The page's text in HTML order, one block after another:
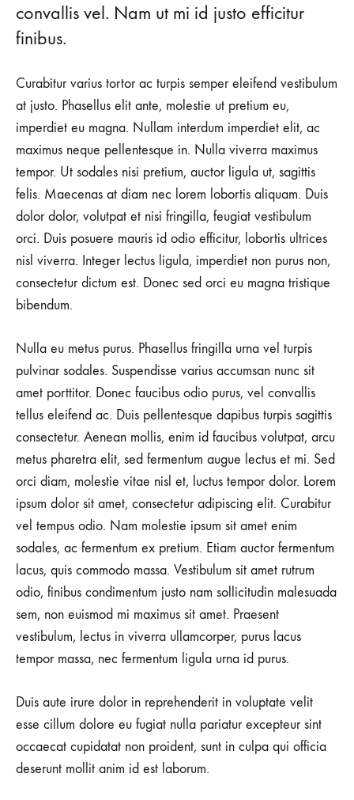
AĞUSTOS
2018
YORUM
YOK
8
LIGHTWEIGHT
FOUNDATIONS
FLAWLESS
SKIN
convallis vel. Nam ut mi id justo efficitur
finibus.
Curabitur varius tortor ac turpis semper eleifend vestibulum
at justo. Phasellus elit ante, molestie ut pretium eu,
imperdiet eu magna. Nullam interdum imperdiet elit, ac
maximus neque pellentesque in. Nulla viverra maximus
tempor. Ut sodales nisi pretium, auctor ligula ut, sagittis
felis. Maecenas at diam nec lorem lobortis aliquam. Duis
dolor dolor, volutpat et nisi fringilla, feugiat vestibulum
orci. Duis posuere mauris id odio efficitur, lobortis ultrices
nisl viverra. Integer lectus ligula, imperdiet non purus non,
consectetur dictum est. Donec sed orci eu magna tristique
bibendum.
Nulla eu metus purus. Phasellus fringilla urna vel turpis
pulvinar sodales. Suspendisse varius accumsan nunc sit
amet porttitor. Donec faucibus odio purus, vel convallis
tellus eleifend ac. Duis pellentesque dapibus turpis sagittis
consectetur. Aenean mollis, enim id faucibus volutpat, arcu
metus pharetra elit, sed fermentum augue lectus et mi. Sed
orci diam, molestie vitae nisl et, luctus tempor dolor. Lorem
ipsum dolor sit amet, consectetur adipiscing elit. Curabitur
vel tempus odio. Nam molestie ipsum sit amet enim
sodales, ac fermentum ex pretium. Etiam auctor fermentum
lacus, quis commodo massa. Vestibulum sit amet rutrum
odio, finibus condimentum justo nam sollicitudin malesuada
sem, non euismod mi maximus sit amet. Praesent
vestibulum, lectus in viverra ullamcorper, purus lacus
tempor massa, nec fermentum ligula urna id purus.
Duis aute irure dolor in reprehenderit in voluptate velit
esse cillum dolore eu fugiat nulla pariatur excepteur sint
occaecat cupidatat non proident, sunt in culpa qui officia
deserunt mollit anim id est laborum.